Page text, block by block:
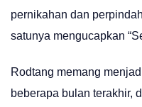
pernikahan dan
satunya mengucapkan
Rodtang memang
beberapa bulan terakhir,